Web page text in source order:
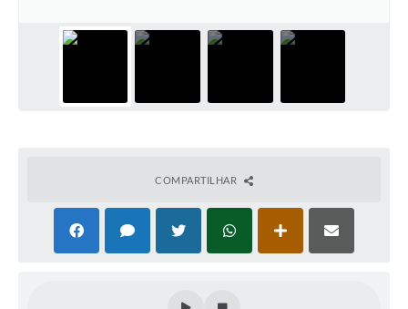
COMPARTILHAR